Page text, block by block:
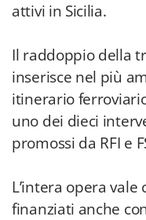
attivi in Sicilia.
Il raddoppio della
inserisce nel più
itinerario
uno dei dieci
promossi da RFI e
L’intera opera
finanziati anche